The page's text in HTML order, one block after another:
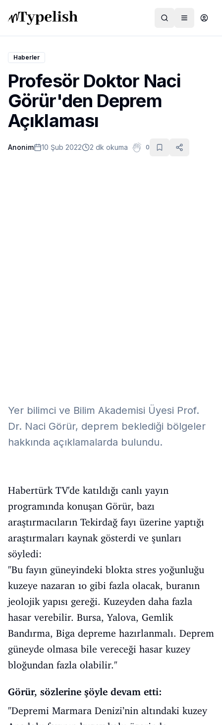
Dünya
Film ve Dizi
Kültür ve Sanat
Sağlık
Haberler
Profesör Doktor Naci
Görür'den Deprem
Açıklaması
Anonim 10 Şub 2022 2 dk okuma 0
Yer bilimci ve Bilim Akademisi Üyesi Prof.
Dr. Naci Görür, deprem beklediği bölgeler
hakkında açıklamalarda bulundu.
Habertürk TV'de katıldığı canlı yayın
programında konuşan Görür, bazı
araştırmacıların Tekirdağ fayı üzerine yaptığı
araştırmaları kaynak gösterdi ve şunları
söyledi:
"Bu fayın güneyindeki blokta stres yoğunluğu
kuzeye nazaran 10 gibi fazla olacak, buranın
jeolojik yapısı gereği. Kuzeyden daha fazla
hasar verebilir. Bursa, Yalova, Gemlik
Bandırma, Biga depreme hazırlanmalı. Deprem
güneyde olmasa bile vereceği hasar kuzey
bloğundan fazla olabilir."
Görür, sözlerine şöyle devam etti:
"Depremi Marmara Denizi’nin altındaki kuzey